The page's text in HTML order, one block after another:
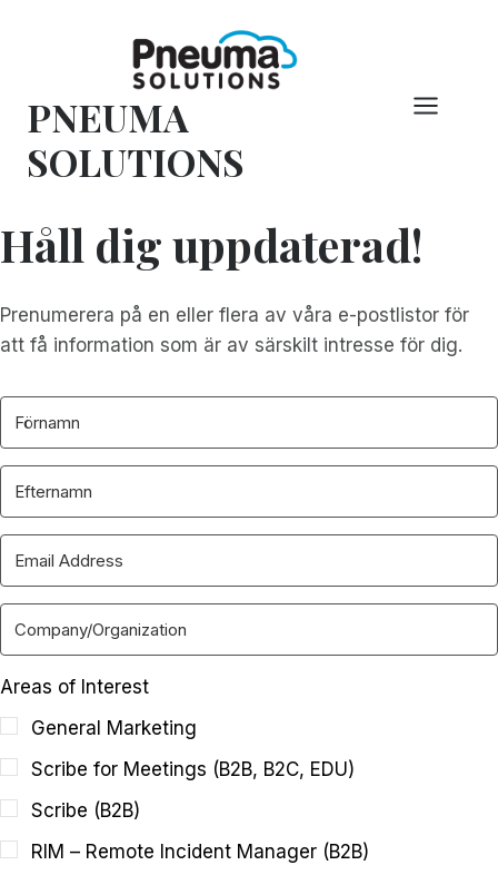
PNEUMA
SOLUTIONS
Håll dig uppdaterad!
Prenumerera på en eller flera av våra e-postlistor för
att få information som är av särskilt intresse för dig.
Areas of Interest
General Marketing
Scribe for Meetings (B2B, B2C, EDU)
Scribe (B2B)
RIM – Remote Incident Manager (B2B)